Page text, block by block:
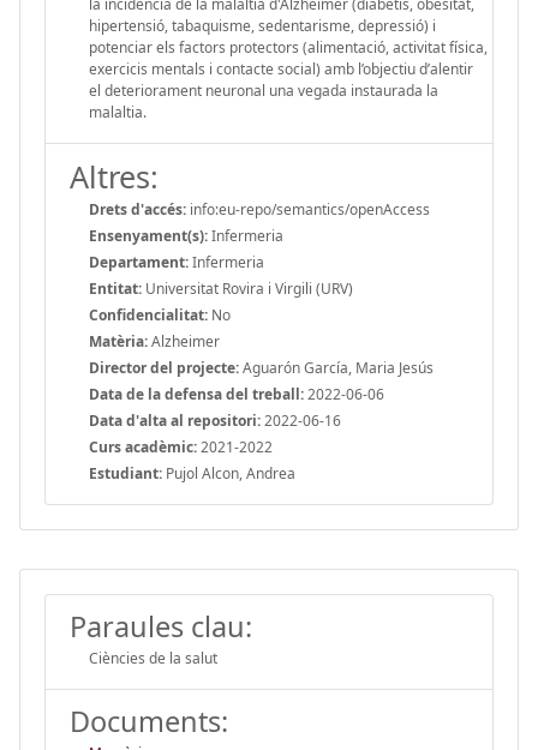
la incidència de la malaltia d'Alzheimer (diabetis, obesitat,
hipertensió, tabaquisme, sedentarisme, depressió) i
potenciar els factors protectors (alimentació, activitat física,
exercicis mentals i contacte social) amb l’objectiu d’alentir
el deteriorament neuronal una vegada instaurada la
malaltia.
Altres:
Drets d'accés: info:eu-repo/semantics/openAccess
Ensenyament(s):Infermeria
Departament:Infermeria
Entitat: Universitat Rovira i Virgili (URV)
Confidencialitat: No
Matèria:Alzheimer
Director del projecte:Aguarón García, Maria Jesús
Data de la defensa del treball:2022-06-06
Data d'alta al repositori:2022-06-16
Curs acadèmic:2021-2022
Estudiant: Pujol Alcon, Andrea
Paraules clau:
Ciències de la salut
Documents: